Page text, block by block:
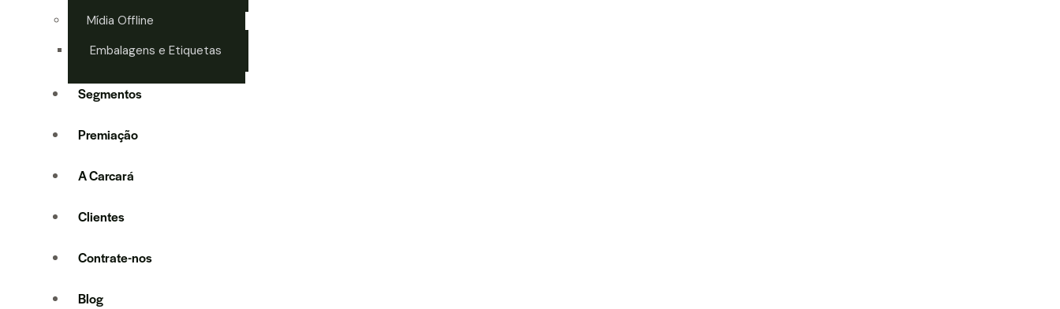
Mídia Offline
Embalagens e Etiquetas
Segmentos
Premiação
A Carcará
Clientes
Contrate-nos
Blog